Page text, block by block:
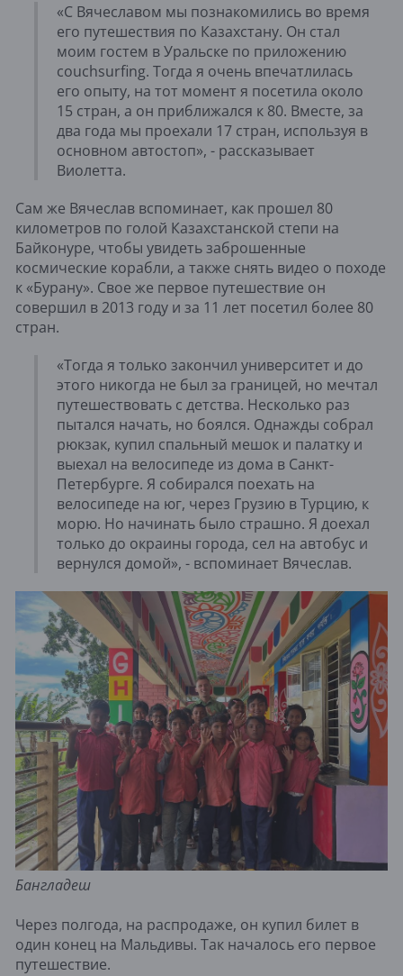
«С Вячеславом мы познакомились во время
его путешествия по Казахстану. Он стал
моим гостем в Уральске по приложению
couchsurfing. Тогда я очень впечатлилась
его опыту, на тот момент я посетила около
15 стран, а он приближался к 80. Вместе, за
два года мы проехали 17 стран, используя в
основном автостоп», - рассказывает
Виолетта.
Сам же Вячеслав вспоминает, как прошел 80
километров по голой Казахстанской степи на
Байконуре, чтобы увидеть заброшенные
космические корабли, а также снять видео о походе
к «Бурану». Свое же первое путешествие он
совершил в 2013 году и за 11 лет посетил более 80
стран.
«Тогда я только закончил университет и до
этого никогда не был за границей, но мечтал
путешествовать с детства. Несколько раз
пытался начать, но боялся. Однажды собрал
рюкзак, купил спальный мешок и палатку и
выехал на велосипеде из дома в Санкт-
Петербурге. Я собирался поехать на
велосипеде на юг, через Грузию в Турцию, к
морю. Но начинать было страшно. Я доехал
только до окраины города, сел на автобус и
вернулся домой», - вспоминает Вячеслав.
Бангладеш
Через полгода, на распродаже, он купил билет в
один конец на Мальдивы. Так началось его первое
путешествие.